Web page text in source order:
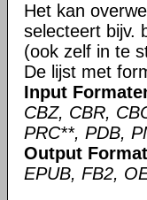
Het kan
selecteert bijv.
(ook zelf in te
De lijst met
Input
CBZ, CBR,
PRC**, PDB,
Output
EPUB, FB2,